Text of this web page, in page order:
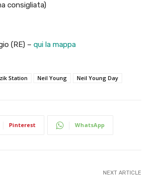
consigliata)
(RE) – qui la mappa
Station Neil Young Neil Young Day
Pinterest WhatsApp
NEXT ARTICLE